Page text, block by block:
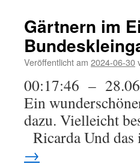
Gärtnern im
Veröffentlicht am 2024-06-30
00:17:46 –
Ein
dazu. Vielleicht
Ricarda Und
→